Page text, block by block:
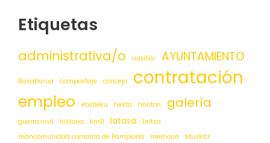
Etiquetas
administrativa/o auxiliar AYUNTAMIENTO
Basaburua compostaje concejo contratación
empleo etxaleku fiesta fronton galería
guerra civil historia km0 latasa
Leitza
mancomunidad comarca de Pamplona
memoria Muskitz